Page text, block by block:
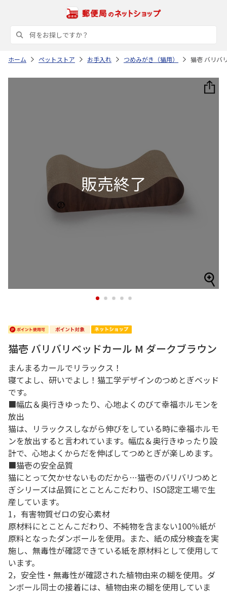
ホーム ペットストア お手入れ つめみがき（猫用） 猫壱 バリバ
1 2 3 4 5
猫壱 バリバリベッドカール M ダークブラウン
まんまるカールでリラックス！
寝てよし、研いでよし！猫工学デザインのつめとぎベッド
です。
■幅広＆奥行きゆったり、心地よくのびて幸福ホルモンを
放出
猫は、リラックスしながら伸びをしている時に幸福ホルモ
ンを放出すると言われています。幅広＆奥行きゆったり設
計で、心地よくからだを伸ばしてつめとぎが楽しめます。
■猫壱の安全品質
猫にとって欠かせないものだから…猫壱のバリバリつめと
ぎシリーズは品質にとことんこだわり、ISO認定工場で生
産しています。
1，有害物質ゼロの安心素材
原材料にとことんこだわり、不純物を含まない100％紙が
原料となったダンボールを使用。また、紙の成分検査を実
施し、無毒性が確認できている紙を原材料として使用して
います。
2，安全性・無毒性が確認された植物由来の糊を使用。ダ
ンボール同士の接着には、植物由来の糊を使用していま